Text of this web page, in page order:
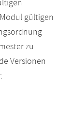
gültigen
zu
Versionen